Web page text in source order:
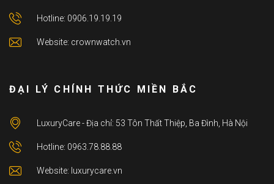
Hotline: 0906.19.19.19
Website: crownwatch.vn
ĐẠI LÝ CHÍNH THỨC MIỀN BẮC
LuxuryCare - Địa chỉ: 53 Tôn Thất Thiệp, Ba Đình, Hà Nội
Hotline: 0963.78.88.88
Website: luxurycare.vn